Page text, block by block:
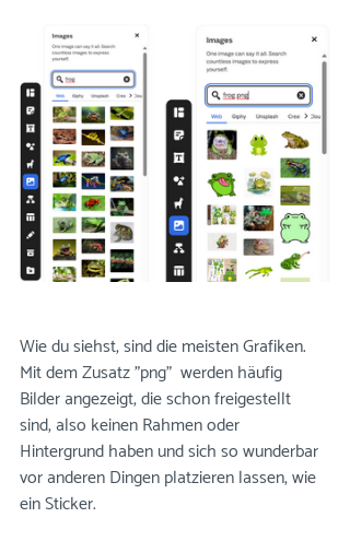
Wie du siehst, sind die meisten Grafiken.
Mit dem Zusatz "png"  werden häufig
Bilder angezeigt, die schon freigestellt
sind, also keinen Rahmen oder
Hintergrund haben und sich so wunderbar
vor anderen Dingen platzieren lassen, wie
ein Sticker.